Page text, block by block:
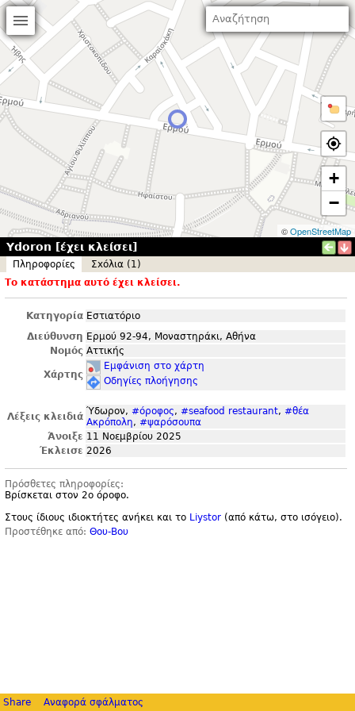
+
−
©OpenStreetMap
Ydoron [έχει κλείσει]
Πληροφορίες
Σxόλια (1)
Το κατάστημα αυτό έχει κλείσει.
Κατηγορία Εστιατόριο
Διεύθυνση Ερμού 92-94, Μοναστηράκι, Αθήνα
Νομός Αττικής
Χάρτης
Εμφάνιση στο χάρτη
Οδηγίες πλοήγησης
Λέξεις κλειδιά Ύδωρον, #όροφος, #seafood restaurant, #θέα
Ακρόπολη, #ψαρόσουπα
Άνοιξε 11 Νοεμβρίου 2025
Έκλεισε 2026
Πρόσθετες πληροφορίες:
Βρίσκεται στον 2ο όροφο.
Στους ίδιους ιδιοκτήτες ανήκει και το Liystor (από κάτω, στο ισόγειο).
Προστέθηκε από: Θου-Βου
Share Αναφορά σφάλματος